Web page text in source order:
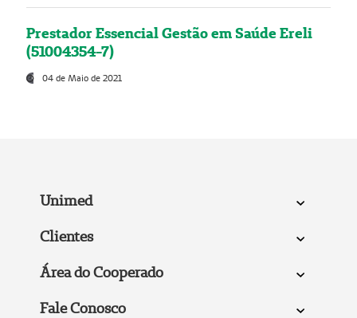
Prestador Essencial Gestão em Saúde Ereli
(51004354-7)
04 de Maio de 2021
Unimed
Clientes
Área do Cooperado
Fale Conosco